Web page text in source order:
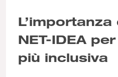
NET-IDEA
più inclusiva